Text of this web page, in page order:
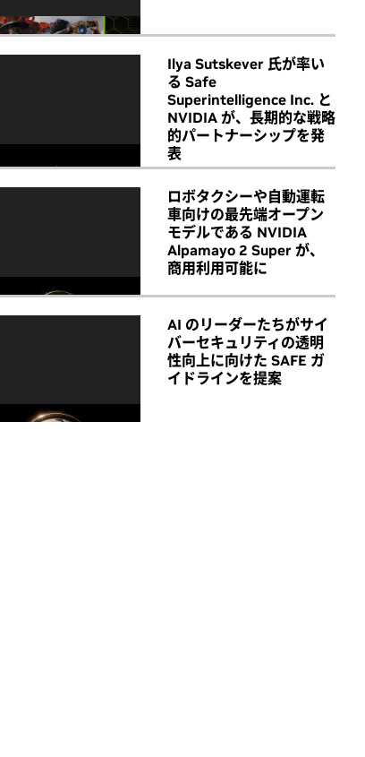
Ilya Sutskever 氏が率い
る Safe
Superintelligence Inc. と
NVIDIA が、長期的な戦略
的パートナーシップを発
表
ロボタクシーや自動運転
車向けの最先端オープン
モデルである NVIDIA
Alpamayo 2 Super が、
商用利用可能に
AI のリーダーたちがサイ
バーセキュリティの透明
性向上に向けた SAFE ガ
イドラインを提案